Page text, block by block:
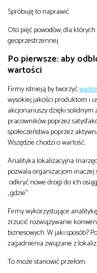
Spróbuję to naprawić.
Oto pięć powodów, dla
geoprzestrzennej.
Po pierwsze: aby
wartości
Firmy istnieją by tworzyć
wysokiej jakości produktom i
akcjonariuszy dzięki solidnym
pracowników poprzez
społeczeństwa poprzez
Wszędzie chodzi o wartość.
Analityka lokalizacyjna
pozwala organizacjom
odkryć nowe drogi do ich
„gdzie”.
Firmy wykorzystujące
zrzucić rozwiązywanie
biznesowych. W jaki sposób?
zagadnienia związane z
To może stanowić przełom.